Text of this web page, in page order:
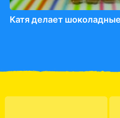
Катя делает